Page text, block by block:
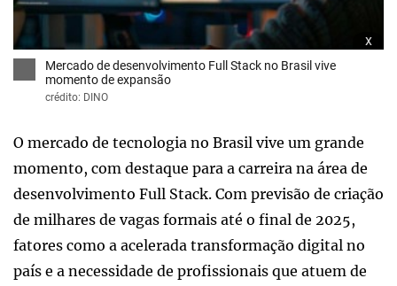
x
Mercado de desenvolvimento Full Stack no Brasil vive
momento de expansão
crédito: DINO
O mercado de tecnologia no Brasil vive um grande
momento, com destaque para a carreira na área de
desenvolvimento Full Stack. Com previsão de criação
de milhares de vagas formais até o final de 2025,
fatores como a acelerada transformação digital no
país e a necessidade de profissionais que atuem de